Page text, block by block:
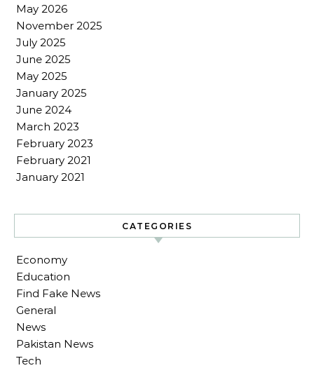
May 2026
November 2025
July 2025
June 2025
May 2025
January 2025
June 2024
March 2023
February 2023
February 2021
January 2021
CATEGORIES
Economy
Education
Find Fake News
General
News
Pakistan News
Tech